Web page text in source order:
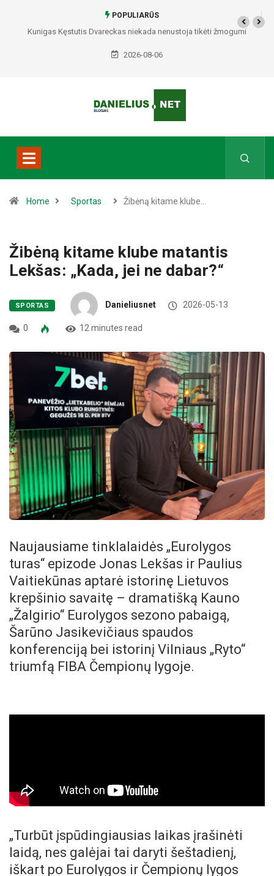
POPULIARŪS
Kunigas Kęstutis Dvareckas niekada nenustoja tikėti žmogumi
2026-08-06
Home Sportas Žibėną kitame klube…
Žibėną kitame klube matantis
Lekšas: „Kada, jei ne dabar?“
SPORTAS Danieliusnet 2026-05-13
0 12 minutes read
Naujausiame tinklalaidės „Eurolygos
turas“ epizode Jonas Lekšas ir Paulius
Vaitiekūnas aptarė istorinę Lietuvos
krepšinio savaitę – dramatišką Kauno
„Žalgirio“ Eurolygos sezono pabaigą,
Šarūno Jasikevičiaus spaudos
konferenciją bei istorinį Vilniaus „Ryto“
triumfą FIBA Čempionų lygoje.
„Turbūt įspūdingiausias laikas įrašinėti
laidą, nes galėjai tai daryti šeštadienį,
iškart po Eurolygos ir Čempionų lygos